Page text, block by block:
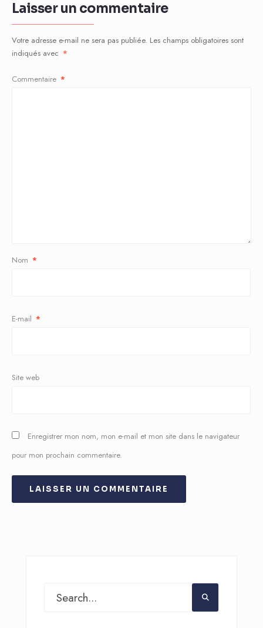
Laisser un commentaire
Votre adresse e-mail ne sera pas publiée. Les champs obligatoires sont
indiqués avec *
Commentaire *
Nom *
E-mail *
Site web
Enregistrer mon nom, mon e-mail et mon site dans le navigateur
pour mon prochain commentaire.